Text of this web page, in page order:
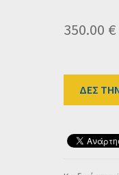
350.00 €
ΔΕΣ